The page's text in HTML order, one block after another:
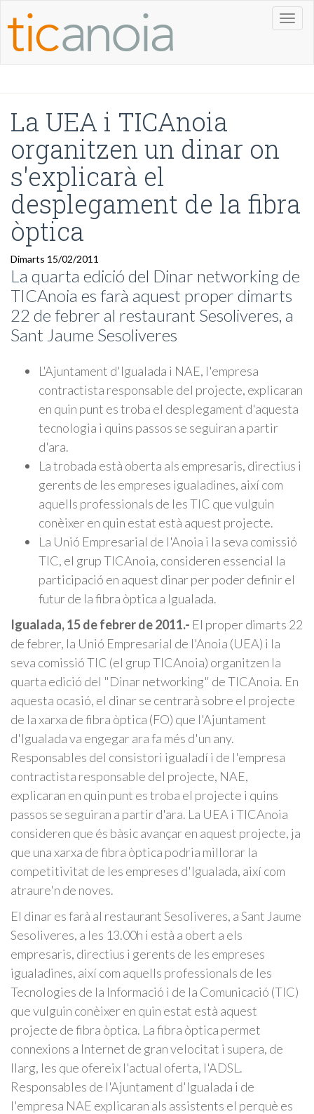
La UEA i TICAnoia
organitzen un dinar on
s'explicarà el
desplegament de la fibra
òptica
Dimarts 15/02/2011
La quarta edició del Dinar networking de
TICAnoia es farà aquest proper dimarts
22 de febrer al restaurant Sesoliveres, a
Sant Jaume Sesoliveres
L'Ajuntament d'Igualada i NAE, l'empresa
contractista responsable del projecte, explicaran
en quin punt es troba el desplegament d'aquesta
tecnologia i quins passos se seguiran a partir
d'ara.
La trobada està oberta als empresaris, directius i
gerents de les empreses igualadines, així com
aquells professionals de les TIC que vulguin
conèixer en quin estat està aquest projecte.
La Unió Empresarial de l'Anoia i la seva comissió
TIC, el grup TICAnoia, consideren essencial la
participació en aquest dinar per poder definir el
futur de la fibra òptica a Igualada.
Igualada, 15 de febrer de 2011.- El proper dimarts 22
de febrer, la Unió Empresarial de l'Anoia (UEA) i la
seva comissió TIC (el grup TICAnoia) organitzen la
quarta edició del "Dinar networking" de TICAnoia. En
aquesta ocasió, el dinar se centrarà sobre el projecte
de la xarxa de fibra òptica (FO) que l'Ajuntament
d'Igualada va engegar ara fa més d'un any.
Responsables del consistori igualadí i de l'empresa
contractista responsable del projecte, NAE,
explicaran en quin punt es troba el projecte i quins
passos se seguiran a partir d'ara. La UEA i TICAnoia
consideren que és bàsic avançar en aquest projecte, ja
que una xarxa de fibra òptica podria millorar la
competitivitat de les empreses d'Igualada, així com
atraure'n de noves.
El dinar es farà al restaurant Sesoliveres, a Sant Jaume
Sesoliveres, a les 13.00h i està a obert a els
empresaris, directius i gerents de les empreses
igualadines, així com aquells professionals de les
Tecnologies de la Informació i de la Comunicació (TIC)
que vulguin conèixer en quin estat està aquest
projecte de fibra òptica. La fibra òptica permet
connexions a Internet de gran velocitat i supera, de
llarg, les que ofereix l'actual oferta, l'ADSL.
Responsables de l'Ajuntament d'Igualada i de
l'empresa NAE explicaran als assistents el perquè es